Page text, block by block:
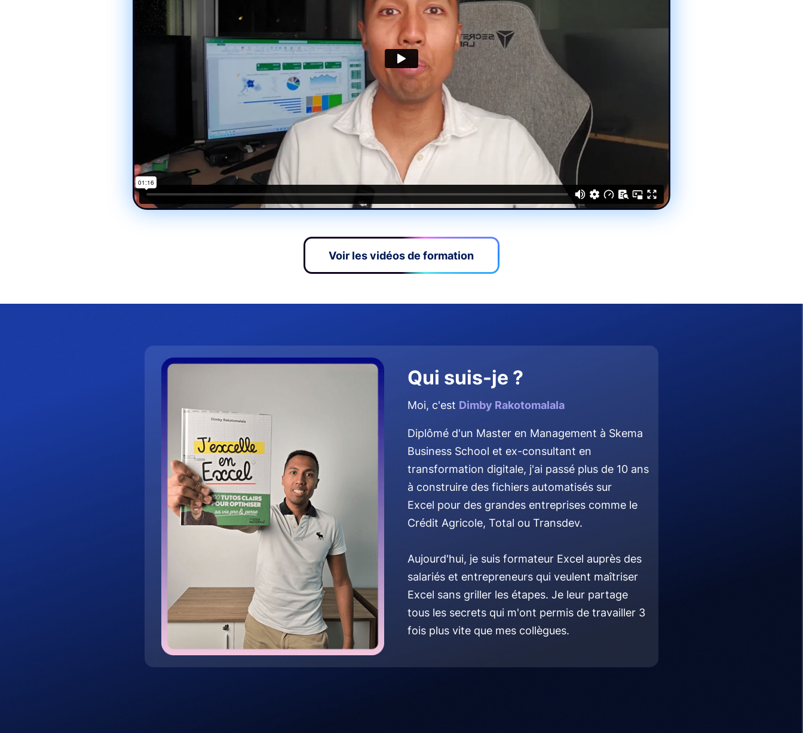
Voir les vidéos de formation
Qui suis-je ?
Moi, c'est Dimby Rakotomalala
Diplômé d'un Master en Management à Skema
Business School et ex-consultant en
transformation digitale, j'ai passé plus de 10 ans
à construire des fichiers automatisés sur
Excel pour des grandes entreprises comme le
Crédit Agricole, Total ou Transdev.
Aujourd'hui, je suis formateur Excel auprès des
salariés et entrepreneurs qui veulent maîtriser
Excel sans griller les étapes. Je leur partage
tous les secrets qui m'ont permis de travailler 3
fois plus vite que mes collègues.